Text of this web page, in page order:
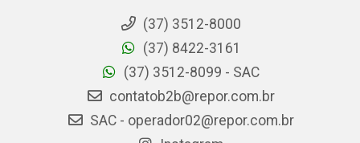
(37) 3512-8000
(37) 8422-3161
(37) 3512-8099 - SAC
contatob2b@repor.com.br
SAC - operador02@repor.com.br